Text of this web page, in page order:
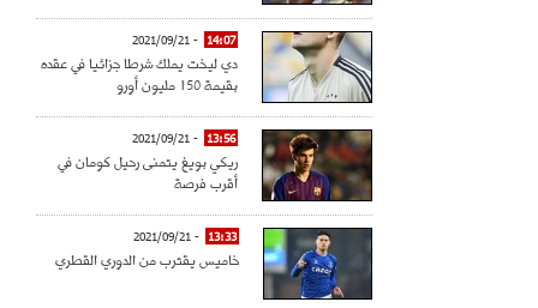
14:07
- 2021/09/21
دي ليخت يملك شرطا جزائيا في عقده
بقيمة 150 مليون أورو
13:56
- 2021/09/21
ريكي بويغ يتمنى رحيل كومان في
أقرب فرصة
13:33
- 2021/09/21
خاميس يقترب من الدوري القطري